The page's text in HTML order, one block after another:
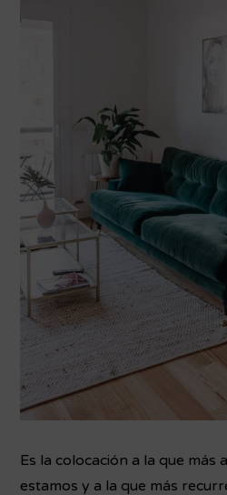
Es la colocación a la que más
estamos y a la que más